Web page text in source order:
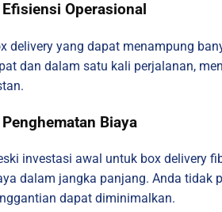
Efisiensi Operasional
delivery yang dapat menampung
dan dalam satu kali perjalanan,
Penghematan Biaya
investasi awal untuk box delivery
dalam jangka panjang. Anda tidak
dapat diminimalkan.